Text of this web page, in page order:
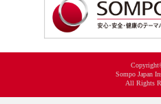
Sompo Japan
All Rights